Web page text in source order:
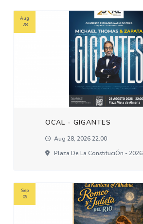
OCAL - GIGANTES
Aug 28, 2026 22:00
Plaza De La ConstituciÓn - 2026
Aug
28
Sep
09